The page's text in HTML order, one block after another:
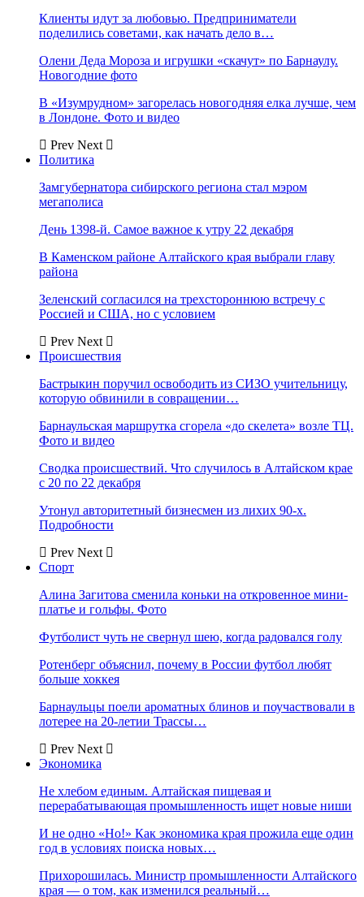
Клиенты идут за любовью. Предприниматели
поделились советами, как начать дело в…
Олени Деда Мороза и игрушки «скачут» по Барнаулу.
Новогодние фото
В «Изумрудном» загорелась новогодняя елка лучше, чем
в Лондоне. Фото и видео
Prev Next
Политика
Замгубернатора сибирского региона стал мэром
мегаполиса
День 1398-й. Самое важное к утру 22 декабря
В Каменском районе Алтайского края выбрали главу
района
Зеленский согласился на трехстороннюю встречу с
Россией и США, но с условием
Prev Next
Происшествия
Бастрыкин поручил освободить из СИЗО учительницу,
которую обвинили в совращении…
Барнаульская маршрутка сгорела «до скелета» возле ТЦ.
Фото и видео
Сводка происшествий. Что случилось в Алтайском крае
с 20 по 22 декабря
Утонул авторитетный бизнесмен из лихих 90-х.
Подробности
Prev Next
Спорт
Алина Загитова сменила коньки на откровенное мини-
платье и гольфы. Фото
Футболист чуть не свернул шею, когда радовался голу
Ротенберг объяснил, почему в России футбол любят
больше хоккея
Барнаульцы поели ароматных блинов и поучаствовали в
лотерее на 20-летии Трассы…
Prev Next
Экономика
Не хлебом единым. Алтайская пищевая и
перерабатывающая промышленность ищет новые ниши
И не одно «Но!» Как экономика края прожила еще один
год в условиях поиска новых…
Прихорошилась. Министр промышленности Алтайского
края — о том, как изменился реальный…